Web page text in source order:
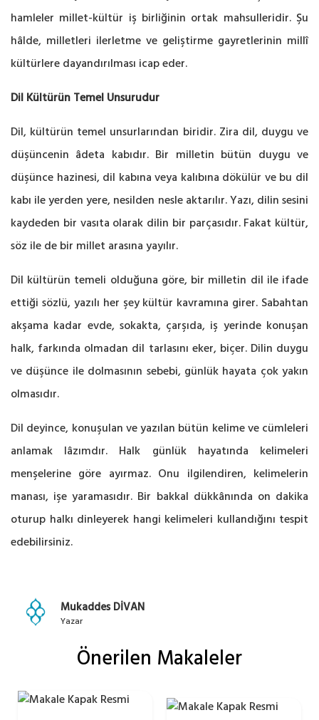
hamleler millet-kültür iş birliğinin ortak mahsulleridir. Şu
hâlde, milletleri ilerletme ve geliştirme gayretlerinin millî
kültürlere dayandırılması icap eder.
Dil Kültürün Temel Unsurudur
Dil, kültürün temel unsurlarından biridir. Zira dil, duygu ve
düşüncenin âdeta kabıdır. Bir milletin bütün duygu ve
düşünce hazinesi, dil kabına veya kalıbına dökülür ve bu dil
kabı ile yerden yere, nesilden nesle aktarılır. Yazı, dilin sesini
kaydeden bir vasıta olarak dilin bir parçasıdır. Fakat kültür,
söz ile de bir millet arasına yayılır.
Dil kültürün temeli olduğuna göre, bir milletin dil ile ifade
ettiği sözlü, yazılı her şey kültür kavramına girer. Sabahtan
akşama kadar evde, sokakta, çarşıda, iş yerinde konuşan
halk, farkında olmadan dil tarlasını eker, biçer. Dilin duygu
ve düşünce ile dolmasının sebebi, günlük hayata çok yakın
olmasıdır.
Dil deyince, konuşulan ve yazılan bütün kelime ve cümleleri
anlamak lâzımdır. Halk günlük hayatında kelimeleri
menşelerine göre ayırmaz. Onu ilgilendiren, kelimelerin
manası, işe yaramasıdır. Bir bakkal dükkânında on dakika
oturup halkı dinleyerek hangi kelimeleri kullandığını tespit
edebilirsiniz.
Mukaddes DİVAN
Yazar
Önerilen Makaleler